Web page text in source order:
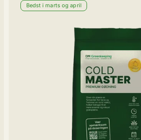
Bedst i marts og april